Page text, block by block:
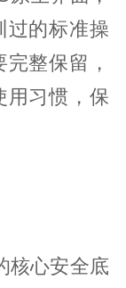
过的标准操
整保留，
用习惯，保
核心安全底